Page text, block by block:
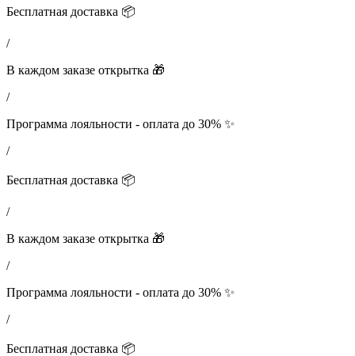
Бесплатная доставка 📦
/
В каждом заказе открытка 🎁
/
Программа лояльности - оплата до 30% ✨
/
Бесплатная доставка 📦
/
В каждом заказе открытка 🎁
/
Программа лояльности - оплата до 30% ✨
/
Бесплатная доставка 📦